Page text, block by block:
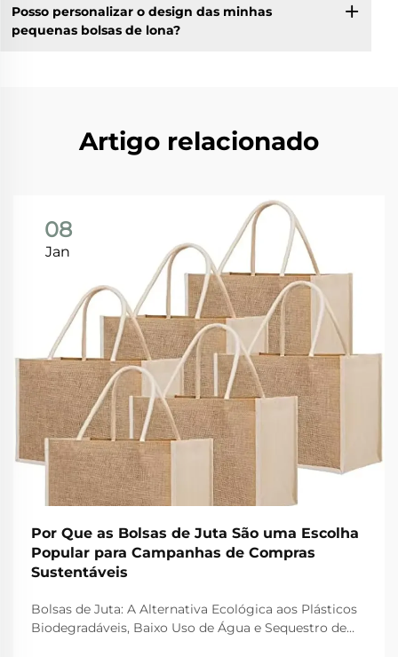
Posso personalizar o design das minhas
pequenas bolsas de lona?
Artigo relacionado
08
Jan
Por Que as Bolsas de Juta São uma Escolha
Popular para Campanhas de Compras
Sustentáveis
Bolsas de Juta: A Alternativa Ecológica aos Plásticos
Biodegradáveis, Baixo Uso de Água e Sequestro de